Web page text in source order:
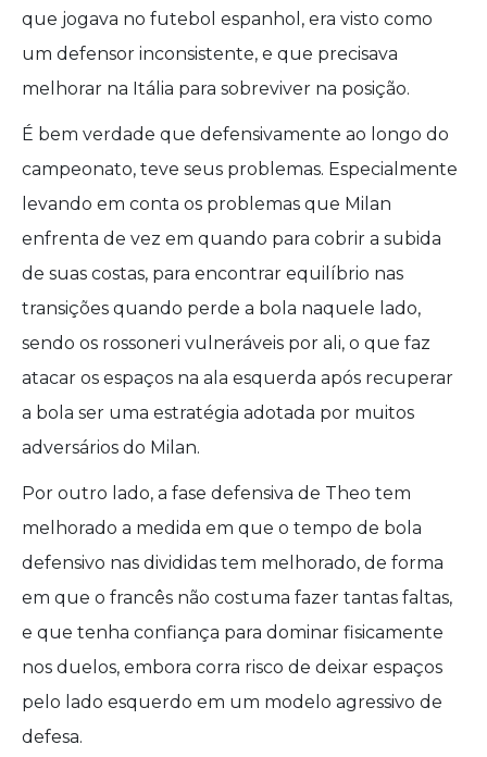
que jogava no futebol espanhol, era visto como
um defensor inconsistente, e que precisava
melhorar na Itália para sobreviver na posição.
É bem verdade que defensivamente ao longo do
campeonato, teve seus problemas. Especialmente
levando em conta os problemas que Milan
enfrenta de vez em quando para cobrir a subida
de suas costas, para encontrar equilíbrio nas
transições quando perde a bola naquele lado,
sendo os rossoneri vulneráveis por ali, o que faz
atacar os espaços na ala esquerda após recuperar
a bola ser uma estratégia adotada por muitos
adversários do Milan.
Por outro lado, a fase defensiva de Theo tem
melhorado a medida em que o tempo de bola
defensivo nas divididas tem melhorado, de forma
em que o francês não costuma fazer tantas faltas,
e que tenha confiança para dominar fisicamente
nos duelos, embora corra risco de deixar espaços
pelo lado esquerdo em um modelo agressivo de
defesa.